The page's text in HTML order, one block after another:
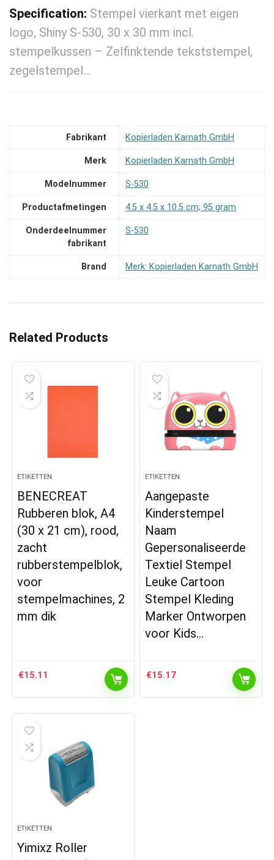
Specification: Stempel vierkant met eigen
logo, Shiny S-530, 30 x 30 mm incl.
stempelkussen – Zelfinktende tekststempel,
zegelstempel…
Fabrikant ‎Kopierladen Karnath GmbH
Merk ‎Kopierladen Karnath GmbH
Modelnummer ‎S-530
Productafmetingen ‎4.5 x 4.5 x 10.5 cm; 95 gram
Onderdeelnummer
fabrikant
‎S-530
Brand Merk: Kopierladen Karnath GmbH
Related Products
ETIKETTEN
BENECREAT
Rubberen blok, A4
(30 x 21 cm), rood,
zacht
rubberstempelblok,
voor
stempelmachines, 2
mm dik
€15.11
ETIKETTEN
Aangepaste
Kinderstempel
Naam
Gepersonaliseerde
Textiel Stempel
Leuke Cartoon
Stempel Kleding
Marker Ontworpen
voor Kids…
€15.17
ETIKETTEN
Yimixz Roller